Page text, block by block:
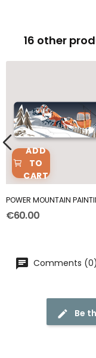
16 other
ADD
TO
CART
POWER MOUNTAIN
€60.00
Comments (0)
Be